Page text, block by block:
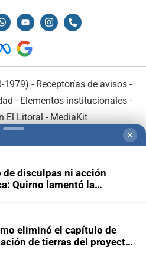
1979) - Receptorías de avisos -
- Elementos institucionales-
El Litoral - MediaKit
con:
✕
de disculpas ni acción
Quirno lamentó la
eliminó el capítulo de
de tierras del proyecto